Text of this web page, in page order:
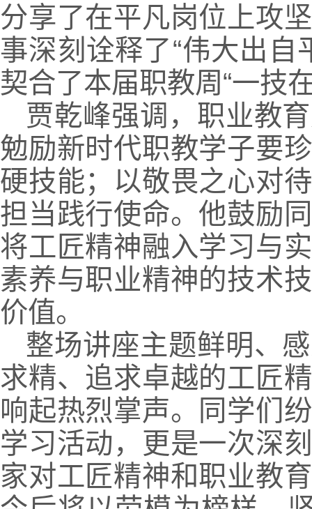
分享了在平凡岗位上攻
事深刻诠释了“伟大出
契合了本届职教周“一技
贾乾峰强调，职业教
勉励新时代职教学子要
硬技能；以敬畏之心对
担当践行使命。他鼓励
将工匠精神融入学习与
素养与职业精神的技术
价值。
整场讲座主题鲜明、
求精、追求卓越的工匠
响起热烈掌声。同学们
学习活动，更是一次深
家对工匠精神和职业教